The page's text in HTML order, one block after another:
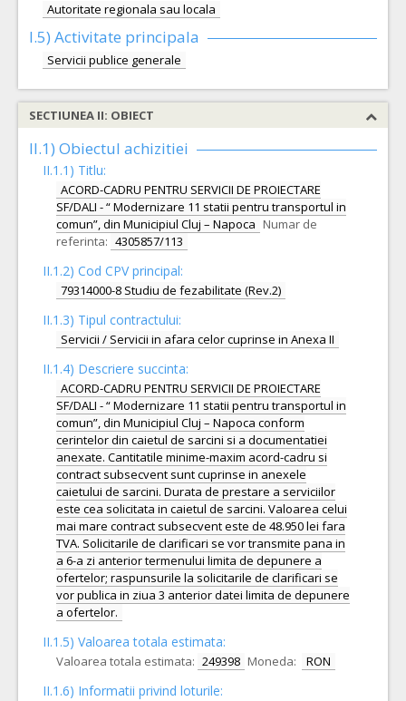
Autoritate regionala sau locala
I.5) Activitate principala
Servicii publice generale
SECTIUNEA II: OBIECT
II.1) Obiectul achizitiei
II.1.1) Titlu:
ACORD-CADRU PENTRU SERVICII DE PROIECTARE
SF/DALI - “ Modernizare 11 statii pentru transportul in
comun”, din Municipiul Cluj – Napoca Numar de
referinta: 4305857/113
II.1.2) Cod CPV principal:
79314000-8 Studiu de fezabilitate (Rev.2)
II.1.3) Tipul contractului:
Servicii / Servicii in afara celor cuprinse in Anexa II
II.1.4) Descriere succinta:
ACORD-CADRU PENTRU SERVICII DE PROIECTARE
SF/DALI - “ Modernizare 11 statii pentru transportul in
comun”, din Municipiul Cluj – Napoca conform
cerintelor din caietul de sarcini si a documentatiei
anexate. Cantitatile minime-maxim acord-cadru si
contract subsecvent sunt cuprinse in anexele
caietului de sarcini. Durata de prestare a serviciilor
este cea solicitata in caietul de sarcini. Valoarea celui
mai mare contract subsecvent este de 48.950 lei fara
TVA. Solicitarile de clarificari se vor transmite pana in
a 6-a zi anterior termenului limita de depunere a
ofertelor; raspunsurile la solicitarile de clarificari se
vor publica in ziua 3 anterior datei limita de depunere
a ofertelor.
II.1.5) Valoarea totala estimata:
Valoarea totala estimata: 249398 Moneda: RON
II.1.6) Informatii privind loturile: